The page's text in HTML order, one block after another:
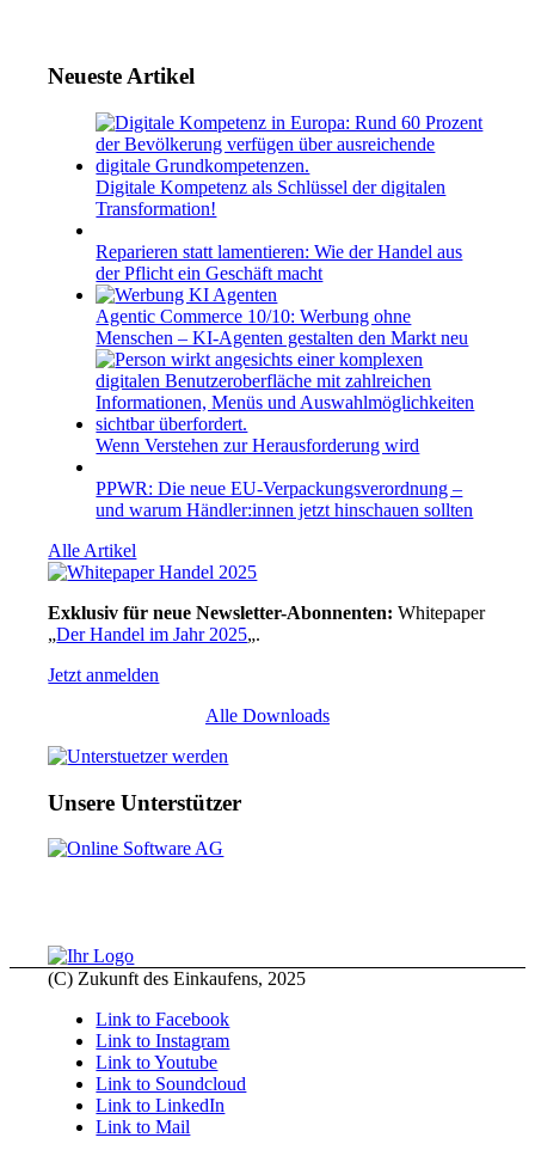
Neueste Artikel
Digitale Kompetenz als Schlüssel der digitalen
Transformation!
Reparieren statt lamentieren: Wie der Handel aus
der Pflicht ein Geschäft macht
Agentic Commerce 10/10: Werbung ohne
Menschen – KI-Agenten gestalten den Markt neu
Wenn Verstehen zur Herausforderung wird
PPWR: Die neue EU-Verpackungsverordnung –
und warum Händler:innen jetzt hinschauen sollten
Alle Artikel
Exklusiv für neue Newsletter-Abonnenten: Whitepaper
„Der Handel im Jahr 2025„.
Jetzt anmelden
Alle Downloads
Unsere Unterstützer
(C) Zukunft des Einkaufens, 2025
Link to Facebook
Link to Instagram
Link to Youtube
Link to Soundcloud
Link to LinkedIn
Link to Mail